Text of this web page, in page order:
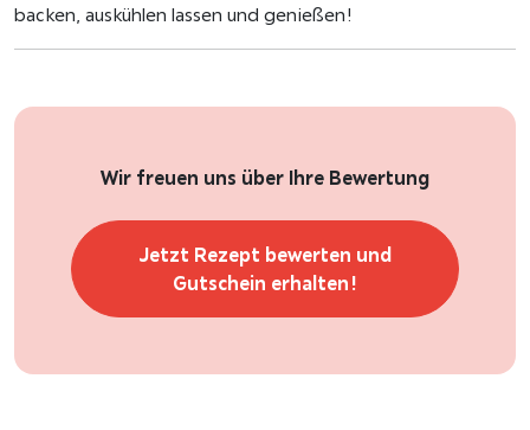
backen, auskühlen lassen und genießen!
Wir freuen uns über Ihre Bewertung
Jetzt Rezept bewerten und
Gutschein erhalten!